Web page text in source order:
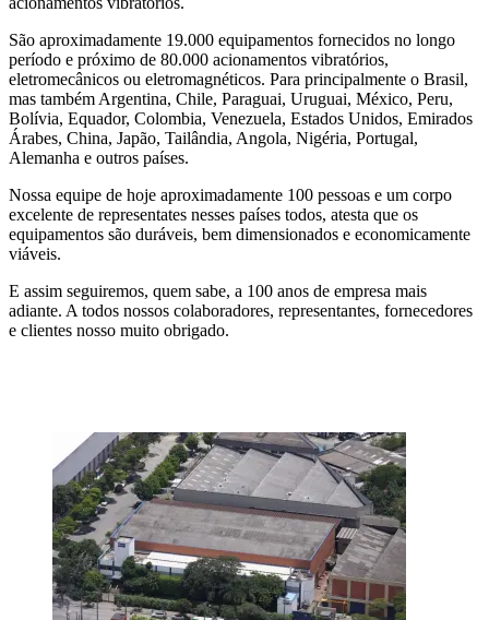
São aproximadamente 19.000 equipamentos fornecidos no longo
período e próximo de 80.000 acionamentos vibratórios,
eletromecânicos ou eletromagnéticos. Para principalmente o Brasil,
mas também Argentina, Chile, Paraguai, Uruguai, México, Peru,
Bolívia, Equador, Colombia, Venezuela, Estados Unidos, Emirados
Árabes, China, Japão, Tailândia, Angola, Nigéria, Portugal,
Alemanha e outros países.
Nossa equipe de hoje aproximadamente 100 pessoas e um corpo
excelente de representates nesses países todos, atesta que os
equipamentos são duráveis, bem dimensionados e economicamente
viáveis.
E assim seguiremos, quem sabe, a 100 anos de empresa mais
adiante. A todos nossos colaboradores, representantes, fornecedores
e clientes nosso muito obrigado.